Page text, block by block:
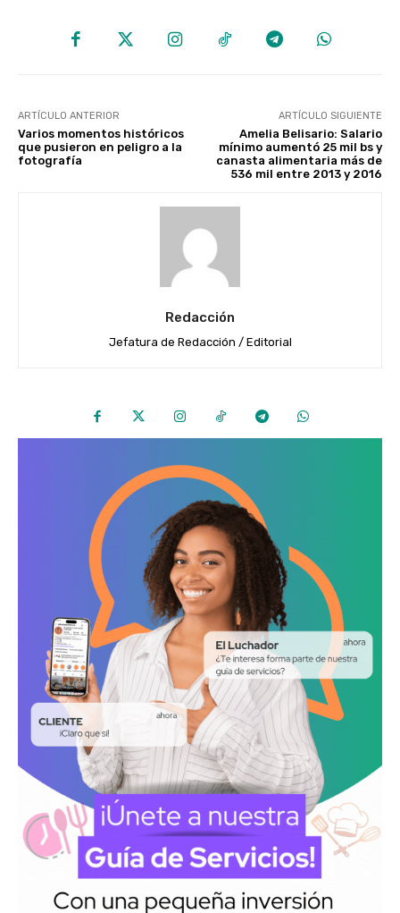
ARTÍCULO ANTERIOR
Varios momentos históricos
que pusieron en peligro a la
fotografía
ARTÍCULO SIGUIENTE
Amelia Belisario: Salario
mínimo aumentó 25 mil bs y
canasta alimentaria más de
536 mil entre 2013 y 2016
Redacción
Jefatura de Redacción / Editorial